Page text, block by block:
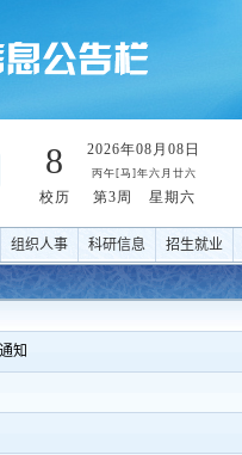
组织人事 科研信息 招生就业
知